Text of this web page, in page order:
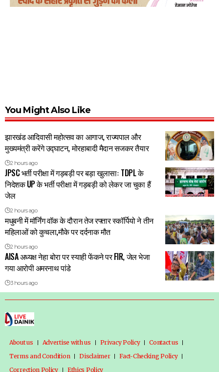
You Might Also Like
झारखंड आदिवासी महोत्सव का आगाज, राज्यपाल और
मुख्यमंत्री करेंगे उद्घाटन, मोरहाबादी मैदान सजकर तैयार
2 hours ago
JPSC भर्ती परीक्षा में गड़बड़ी पर बड़ा खुलासाः TDPL के
निदेशक UP के भर्ती परीक्षा में गड़बड़ी को लेकर जा चुका हैं
जेल
2 hours ago
मधुबनी में मॉर्निंग वॉक के दौरान तेज रफ्तार स्कॉर्पियो ने तीन
महिलाओं को कुचला,मौके पर दर्दनाक मौत
2 hours ago
AISA अध्यक्ष नेहा बोरा पर स्याही फेंकने पर FIR, जेल भेजा
गया आरोपी अमरनाथ पांडे
3 hours ago
About us Advertise with us Privacy Policy
Contact us
Terms and Condition
Disclaimer
Fact-Checking Policy
Correction Policy
Ethics Policy